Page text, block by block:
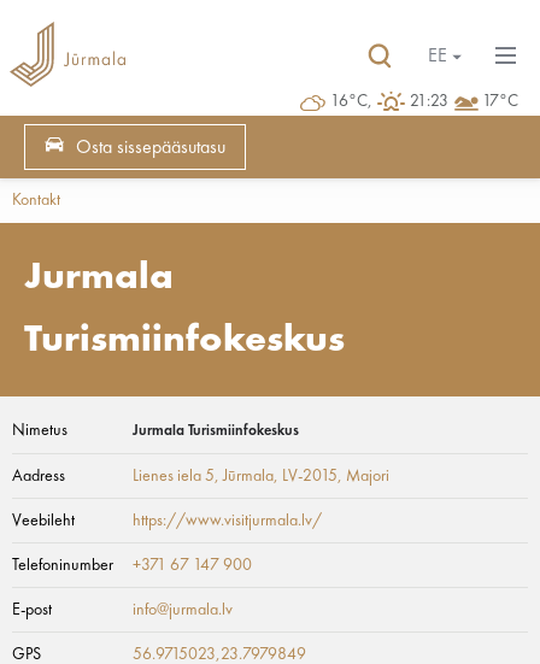
16°C, 21:23 17°C
EE
Osta sissepääsutasu
Kontakt
Jurmala
Turismiinfokeskus
Nimetus Jurmala Turismiinfokeskus
Aadress Lienes iela 5, Jūrmala, LV-2015, Majori
Veebileht https://www.visitjurmala.lv/
Telefoninumber +371 67 147 900
E-post info@jurmala.lv
GPS 56.9715023,23.7979849